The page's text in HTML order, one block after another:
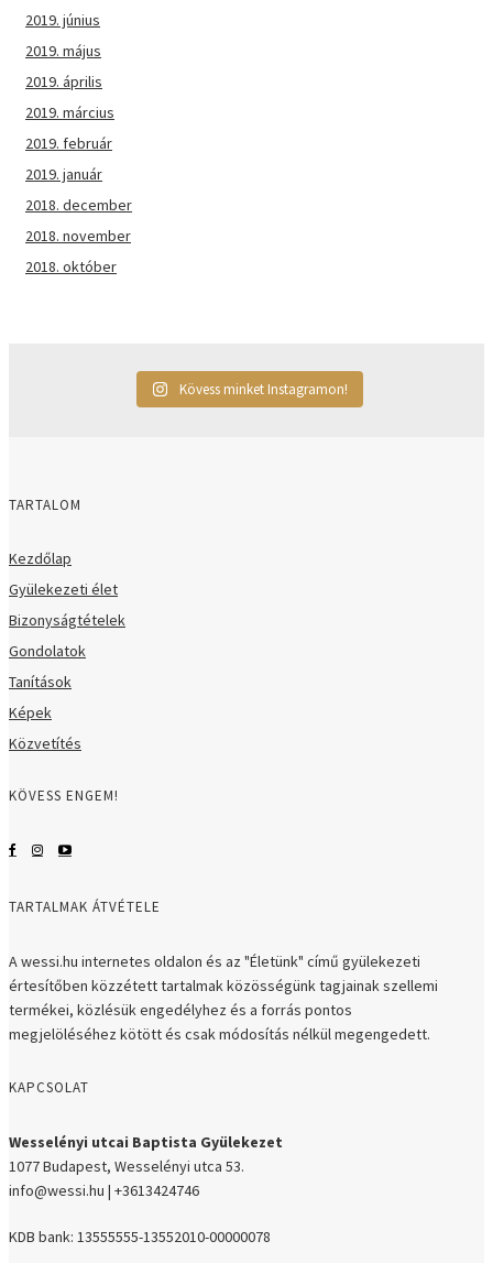
2019. június
2019. május
2019. április
2019. március
2019. február
2019. január
2018. december
2018. november
2018. október
Kövess minket Instagramon!
TARTALOM
Kezdőlap
Gyülekezeti élet
Bizonyságtételek
Gondolatok
Tanítások
Képek
Közvetítés
KÖVESS ENGEM!
TARTALMAK ÁTVÉTELE
A wessi.hu internetes oldalon és az "Életünk" című gyülekezeti
értesítőben közzétett tartalmak közösségünk tagjainak szellemi
termékei, közlésük engedélyhez és a forrás pontos
megjelöléséhez kötött és csak módosítás nélkül megengedett.
KAPCSOLAT
Wesselényi utcai Baptista Gyülekezet
1077 Budapest, Wesselényi utca 53.
info@wessi.hu | +3613424746
KDB bank: 13555555-13552010-00000078